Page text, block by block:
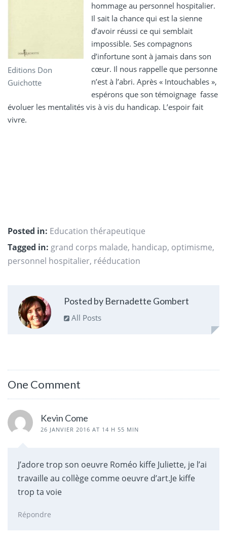
Editions Don
Guichotte
hommage au personnel hospitalier.
Il sait la chance qui est la sienne
d’avoir réussi ce qui semblait
impossible. Ses compagnons
d’infortune sont à jamais dans son
cœur. Il nous rappelle que personne
n’est à l’abri. Après « Intouchables »,
espérons que son témoignage fasse
évoluer les mentalités vis à vis du handicap. L’espoir fait
vivre.
Posted in: Education thérapeutique
Tagged in: grand corps malade, handicap, optimisme,
personnel hospitalier, rééducation
Posted by Bernadette Gombert
All Posts
One Comment
Kevin Come
26 JANVIER 2016 AT 14 H 55 MIN
J’adore trop son oeuvre Roméo kiffe Juliette, je l’ai
travaille au collège comme oeuvre d’art.Je kiffe
trop ta voie
Répondre